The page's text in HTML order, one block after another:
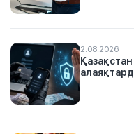
2.08.2026